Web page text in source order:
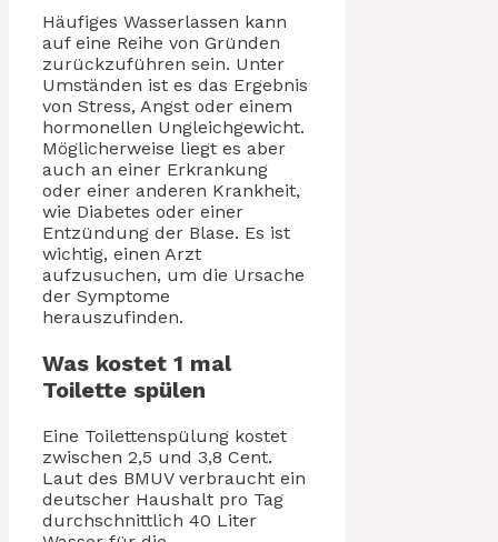
Häufiges Wasserlassen kann
auf eine Reihe von Gründen
zurückzuführen sein. Unter
Umständen ist es das Ergebnis
von Stress, Angst oder einem
hormonellen Ungleichgewicht.
Möglicherweise liegt es aber
auch an einer Erkrankung
oder einer anderen Krankheit,
wie Diabetes oder einer
Entzündung der Blase. Es ist
wichtig, einen Arzt
aufzusuchen, um die Ursache
der Symptome
herauszufinden.
Was kostet 1 mal
Toilette spülen
Eine Toilettenspülung kostet
zwischen 2,5 und 3,8 Cent.
Laut des BMUV verbraucht ein
deutscher Haushalt pro Tag
durchschnittlich 40 Liter